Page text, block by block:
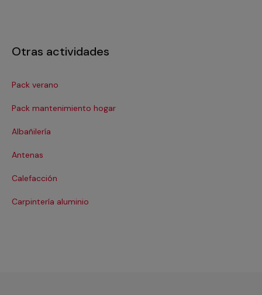
Otras actividades
Pack verano
Pack mantenimiento hogar
Albañilería
Antenas
Calefacción
Carpintería aluminio